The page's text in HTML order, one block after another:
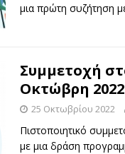
μια πρώτη συζήτηση
Συμμετοχή
Οκτώβρη 2022
25 Οκτωβρίου 2022
Πιστοποιητικό
με μια δράση